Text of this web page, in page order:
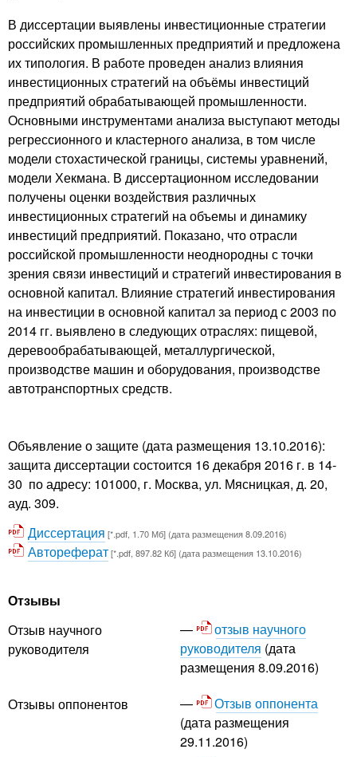
В диссертации выявлены инвестиционные стратегии
российских промышленных предприятий и предложена
их типология. В работе проведен анализ влияния
инвестиционных стратегий на объёмы инвестиций
предприятий обрабатывающей промышленности.
Основными инструментами анализа выступают методы
регрессионного и кластерного анализа, в том числе
модели стохастической границы, системы уравнений,
модели Хекмана. В диссертационном исследовании
получены оценки воздействия различных
инвестиционных стратегий на объемы и динамику
инвестиций предприятий. Показано, что отрасли
российской промышленности неоднородны с точки
зрения связи инвестиций и стратегий инвестирования в
основной капитал. Влияние стратегий инвестирования
на инвестиции в основной капитал за период с 2003 по
2014 гг. выявлено в следующих отраслях: пищевой,
деревообрабатывающей, металлургической,
производстве машин и оборудования, производстве
автотранспортных средств.
Объявление о защите (дата размещения 13.10.2016):
защита диссертации состоится 16 декабря 2016 г. в 14-
30 по адресу: 101000, г. Москва, ул. Мясницкая, д. 20,
ауд. 309.
Диссертация [*.pdf, 1.70 Мб] (дата размещения 8.09.2016)
Автореферат[*.pdf, 897.82 Кб] (дата размещения 13.10.2016)
Отзывы
Отзыв научного
руководителя
отзыв научного
руководителя (дата
размещения 8.09.2016)
Отзывы оппонентов
Отзыв оппонента
(дата размещения
29.11.2016)